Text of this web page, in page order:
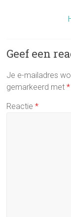
Geef een
Je e-mailadres
gemarkeerd met*
Reactie*